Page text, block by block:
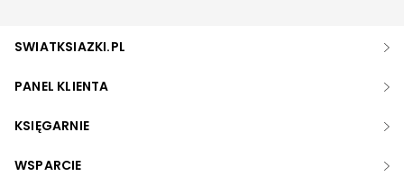
SWIATKSIAZKI.PL
PANEL KLIENTA
KSIĘGARNIE
WSPARCIE